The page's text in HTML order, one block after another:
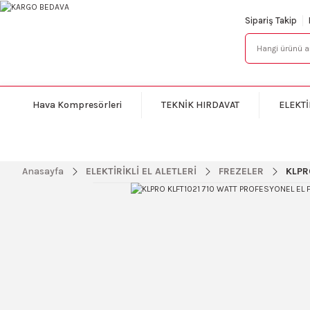
Sipariş Takip
Hava Kompresörleri TEKNİK HIRDAVAT
Anasayfa ELEKTİRİKLİ EL ALETLERİ FREZELER